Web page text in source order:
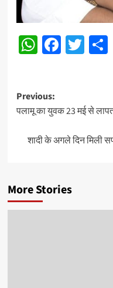
Post
navigation
Previous:
पलामू का युवक 23 मई से
शादी के अगले दिन मिली
More Stories